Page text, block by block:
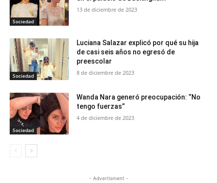
Sociedad
13 de diciembre de 2023
Sociedad
Luciana Salazar explicó por qué su hija
de casi seis años no egresó de
preescolar
8 de diciembre de 2023
Sociedad
Wanda Nara generó preocupación: “No
tengo fuerzas”
4 de diciembre de 2023
- Advertisment -